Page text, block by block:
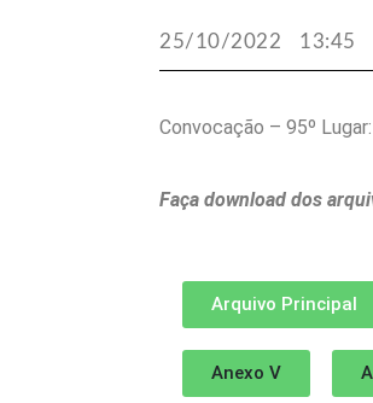
25/10/2022 13:45
Convocação – 95º
Faça download dos
Arquivo Principal
Anexo V